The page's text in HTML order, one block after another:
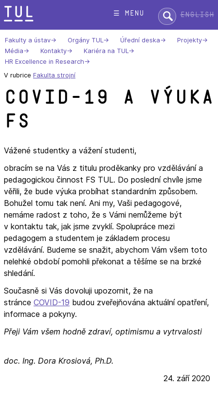
Přeskok
na
text
☰ menu Hledat:English
Fakulty a ústav Orgány TUL Úřední deska
Projekty
Média
Kontakty
Kariéra na TUL
HR Excellence in Research
V rubrice Fakulta strojní
COVID-19 a výuka
FS
Vážené studentky a vážení studenti,
obracím se na Vás z titulu proděkanky pro vzdělávání a
pedagogickou činnost FS TUL. Do poslední chvíle jsme
věřili, že bude výuka probíhat standardním způsobem.
Bohužel tomu tak není. Ani my, Vaši pedagogové,
nemáme radost z toho, že s Vámi nemůžeme být
v kontaktu tak, jak jsme zvyklí. Spolupráce mezi
pedagogem a studentem je základem procesu
vzdělávání. Budeme se snažit, abychom Vám všem toto
nelehké období pomohli překonat a těšíme se na brzké
shledání.
Současně si Vás dovoluji upozornit, že na
stránce COVID-19 budou zveřejňována aktuální opatření,
informace a pokyny.
Přeji Vám všem hodně zdraví, optimismu a vytrvalosti
doc. Ing. Dora Krosiová, Ph.D.
24. září 2020